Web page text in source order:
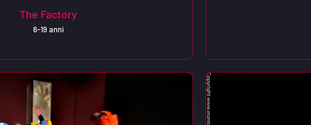
The Factory
6-19 anni